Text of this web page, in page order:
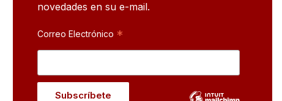
novedades en su e-mail.
Correo Electrónico *